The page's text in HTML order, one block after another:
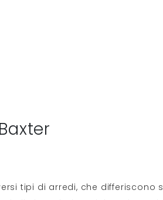
tipi di arredi, che differiscono